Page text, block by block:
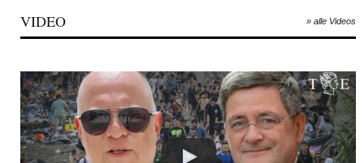
VIDEO » alle Videos